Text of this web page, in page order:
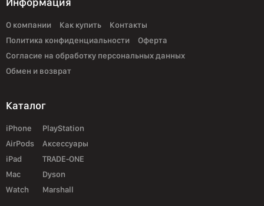
О компании Как купить
Контакты
Политика конфиденциальности
Оферта
Согласие на обработку персональных данных
Обмен и возврат
Каталог
iPhone
AirPods
iPad
Mac
Watch
PlayStation
Аксессуары
TRADE-ONE
Dyson
Marshall